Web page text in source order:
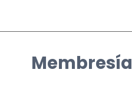
Membresía